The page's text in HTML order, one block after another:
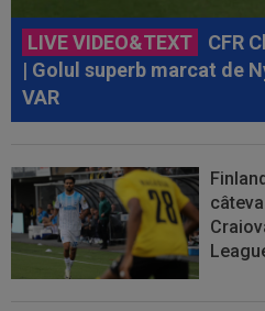
LIVE VIDEO&TEXT
CFR
| Golul superb marcat de
VAR